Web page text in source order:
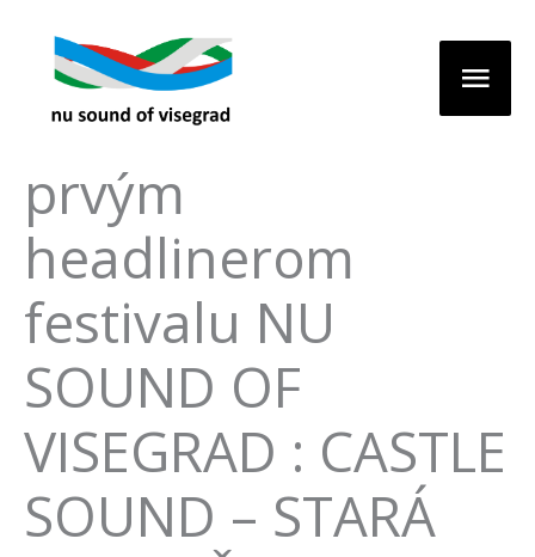
obsah
Korben Dallas
prvým
headlinerom
festivalu NU
SOUND OF
VISEGRAD : CASTLE
SOUND – STARÁ